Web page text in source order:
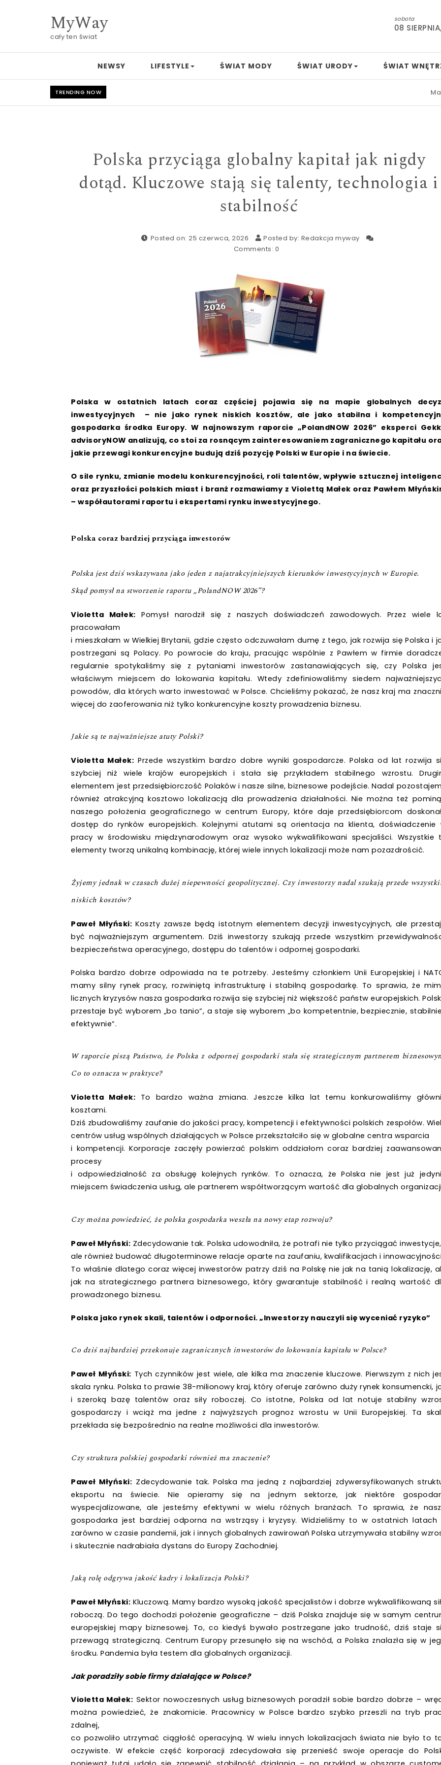
MyWay
cały ten świat
sobota
08
NEWSY LIFESTYLE ŚWIAT MODY ŚWIAT URODY ŚWIAT
TRENDING NOW Mamo,
Polska przyciąga globalny kapitał jak nigdy
dotąd. Kluczowe stają się talenty, technologia i
stabilność
Posted on: 25 czerwca, 2026 Posted by: Redakcja myway
Comments: 0
Polska w ostatnich latach coraz częściej pojawia się na mapie globalnych
inwestycyjnych – nie jako rynek niskich kosztów, ale jako stabilna i
gospodarka środka Europy. W najnowszym raporcie „PolandNOW 2026” eksperci
advisoryNOW analizują, co stoi za rosnącym zainteresowaniem zagranicznego kapitału
jakie przewagi konkurencyjne budują dziś pozycję Polski w Europie i na świecie.
O sile rynku, zmianie modelu konkurencyjności, roli talentów, wpływie sztucznej
oraz przyszłości polskich miast i branż rozmawiamy z Violettą Małek oraz Pawłem
– współautorami raportu i ekspertami rynku inwestycyjnego.
Polska coraz bardziej przyciąga inwestorów
Polska jest dziś wskazywana jako jeden z najatrakcyjniejszych kierunków inwestycyjnych w Europie.
Skąd pomysł na stworzenie raportu „PolandNOW 2026”?
Violetta Małek:
Pomysł narodził się z naszych doświadczeń zawodowych. Przez wiele
pracowałam
i mieszkałam w Wielkiej Brytanii, gdzie często odczuwałam dumę z tego, jak rozwija się Polska i
postrzegani są Polacy. Po powrocie do kraju, pracując wspólnie z Pawłem w firmie
regularnie spotykaliśmy się z pytaniami inwestorów zastanawiających się, czy Polska
właściwym miejscem do lokowania kapitału. Wtedy zdefiniowaliśmy siedem
powodów, dla których warto inwestować w Polsce. Chcieliśmy pokazać, że nasz kraj ma
więcej do zaoferowania niż tylko konkurencyjne koszty prowadzenia biznesu.
Jakie są te najważniejsze atuty Polski?
Violetta Małek: Przede wszystkim bardzo dobre wyniki gospodarcze. Polska od lat rozwija
szybciej niż wiele krajów europejskich i stała się przykładem stabilnego wzrostu.
elementem jest przedsiębiorczość Polaków i nasze silne, biznesowe podejście. Nadal
również atrakcyjną kosztowo lokalizacją dla prowadzenia działalności. Nie można też
naszego położenia geograficznego w centrum Europy, które daje przedsiębiorcom
dostęp do rynków europejskich. Kolejnymi atutami są orientacja na klienta, doświadczenie
pracy w środowisku międzynarodowym oraz wysoko wykwalifikowani specjaliści. Wszystkie
elementy tworzą unikalną kombinację, której wiele innych lokalizacji może nam pozazdrościć.
Żyjemy jednak w czasach dużej niepewności geopolitycznej. Czy inwestorzy nadal szukają przede
niskich kosztów?
Paweł Młyński: Koszty zawsze będą istotnym elementem decyzji inwestycyjnych, ale
być najważniejszym argumentem. Dziś inwestorzy szukają przede wszystkim
bezpieczeństwa operacyjnego, dostępu do talentów i odpornej gospodarki.
Polska bardzo dobrze odpowiada na te potrzeby. Jesteśmy członkiem Unii Europejskiej i
mamy silny rynek pracy, rozwiniętą infrastrukturę i stabilną gospodarkę. To sprawia, że
licznych kryzysów nasza gospodarka rozwija się szybciej niż większość państw europejskich.
przestaje być wyborem „bo tanio”, a staje się wyborem „bo kompetentnie, bezpiecznie,
efektywnie”.
W raporcie piszą Państwo, że Polska z odpornej gospodarki stała się strategicznym partnerem
Co to oznacza w praktyce?
Violetta Małek: To bardzo ważna zmiana. Jeszcze kilka lat temu konkurowaliśmy
kosztami.
Dziś zbudowaliśmy zaufanie do jakości pracy, kompetencji i efektywności polskich zespołów.
centrów usług wspólnych działających w Polsce przekształciło się w globalne centra wsparcia
i kompetencji. Korporacje zaczęły powierzać polskim oddziałom coraz bardziej
procesy
i odpowiedzialność za obsługę kolejnych rynków. To oznacza, że Polska nie jest już
miejscem świadczenia usług, ale partnerem współtworzącym wartość dla globalnych
Czy można powiedzieć, że polska gospodarka weszła na nowy etap rozwoju?
Paweł Młyński: Zdecydowanie tak. Polska udowodniła, że potrafi nie tylko przyciągać inwestycje,
ale również budować długoterminowe relacje oparte na zaufaniu, kwalifikacjach i
To właśnie dlatego coraz więcej inwestorów patrzy dziś na Polskę nie jak na tanią lokalizację,
jak na strategicznego partnera biznesowego, który gwarantuje stabilność i realną wartość
prowadzonego biznesu.
Polska jako rynek skali, talentów i odporności. „Inwestorzy nauczyli się wyceniać ryzyko”
Co dziś najbardziej przekonuje zagranicznych inwestorów do lokowania kapitału w Polsce?
Paweł Młyński: Tych czynników jest wiele, ale kilka ma znaczenie kluczowe. Pierwszym z nich
skala rynku. Polska to prawie 38-milionowy kraj, który oferuje zarówno duży rynek konsumencki,
i szeroką bazę talentów oraz siły roboczej. Co istotne, Polska od lat notuje stabilny
gospodarczy i wciąż ma jedne z najwyższych prognoz wzrostu w Unii Europejskiej. Ta
przekłada się bezpośrednio na realne możliwości dla inwestorów.
Czy struktura polskiej gospodarki również ma znaczenie?
Paweł Młyński: Zdecydowanie tak. Polska ma jedną z najbardziej zdywersyfikowanych
eksportu na świecie. Nie opieramy się na jednym sektorze, jak niektóre
wyspecjalizowane, ale jesteśmy efektywni w wielu różnych branżach. To sprawia, że
gospodarka jest bardziej odporna na wstrząsy i kryzysy. Widzieliśmy to w ostatnich latach
zarówno w czasie pandemii, jak i innych globalnych zawirowań Polska utrzymywała stabilny
i skutecznie nadrabiała dystans do Europy Zachodniej.
Jaką rolę odgrywa jakość kadry i lokalizacja Polski?
Paweł Młyński: Kluczową. Mamy bardzo wysoką jakość specjalistów i dobrze wykwalifikowaną
roboczą. Do tego dochodzi położenie geograficzne – dziś Polska znajduje się w samym
europejskiej mapy biznesowej. To, co kiedyś bywało postrzegane jako trudność, dziś staje
przewagą strategiczną. Centrum Europy przesunęło się na wschód, a Polska znalazła się w
środku. Pandemia była testem dla globalnych organizacji.
Jak poradziły sobie firmy działające w Polsce?
Violetta Małek: Sektor nowoczesnych usług biznesowych poradził sobie bardzo dobrze –
można powiedzieć, że znakomicie. Pracownicy w Polsce bardzo szybko przeszli na tryb
zdalnej,
co pozwoliło utrzymać ciągłość operacyjną. W wielu innych lokalizacjach świata nie było to
oczywiste. W efekcie część korporacji zdecydowała się przenieść swoje operacje do